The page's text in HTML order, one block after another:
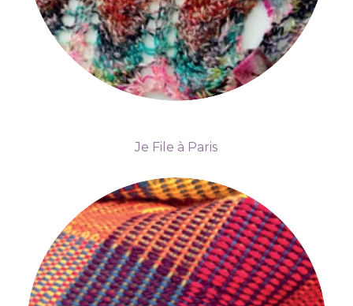
Je File à Paris